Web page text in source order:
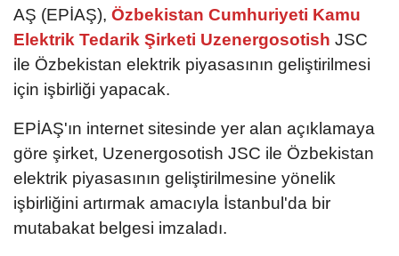
AŞ (EPİAŞ), Özbekistan Cumhuriyeti Kamu
Elektrik Tedarik Şirketi Uzenergosotish JSC
ile Özbekistan elektrik piyasasının geliştirilmesi
için işbirliği yapacak.
EPİAŞ'ın internet sitesinde yer alan açıklamaya
göre şirket, Uzenergosotish JSC ile Özbekistan
elektrik piyasasının geliştirilmesine yönelik
işbirliğini artırmak amacıyla İstanbul'da bir
mutabakat belgesi imzaladı.